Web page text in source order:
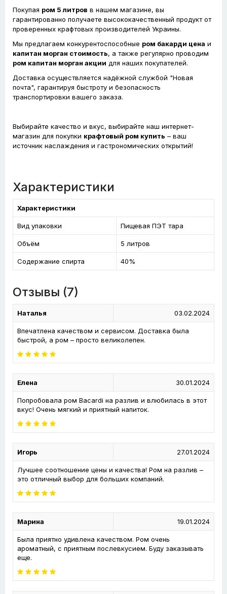
Покупая ром 5 литров в нашем магазине, вы
гарантированно получаете высококачественный продукт от
проверенных крафтовых производителей Украины.
Мы предлагаем конкурентоспособные ром бакарди цена и
капитан морган стоимость, а также регулярно проводим
ром капитан морган акции для наших покупателей.
Доставка осуществляется надёжной службой "Новая
почта", гарантируя быстроту и безопасность
транспортировки вашего заказа.
Выбирайте качество и вкус, выбирайте наш интернет-
магазин для покупки крафтовый ром купить – ваш
источник наслаждения и гастрономических открытий!
Характеристики
Характеристики
Вид упаковки Пищевая ПЭТ тара
Объём 5 литров
Содержание спирта 40%
Отзывы (7)
Наталья 03.02.2024
Впечатлена качеством и сервисом. Доставка была
быстрой, а ром – просто великолепен.
Елена 30.01.2024
Попробовала ром Bacardi на разлив и влюбилась в этот
вкус! Очень мягкий и приятный напиток.
Игорь 27.01.2024
Лучшее соотношение цены и качества! Ром на разлив –
это отличный выбор для больших компаний.
Марина 19.01.2024
Была приятно удивлена качеством. Ром очень
ароматный, с приятным послевкусием. Буду заказывать
еще.